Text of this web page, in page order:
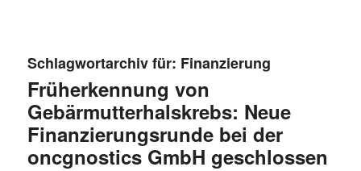
Schlagwortarchiv für: Finanzierung
Früherkennung von
Gebärmutterhalskrebs: Neue
Finanzierungsrunde bei der
oncgnostics GmbH geschlossen